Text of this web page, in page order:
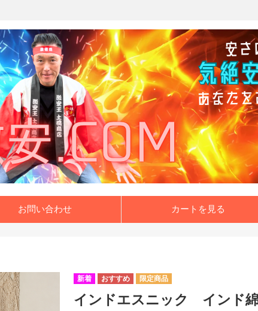
お問い合わせ カートを見る
インドエスニック インド